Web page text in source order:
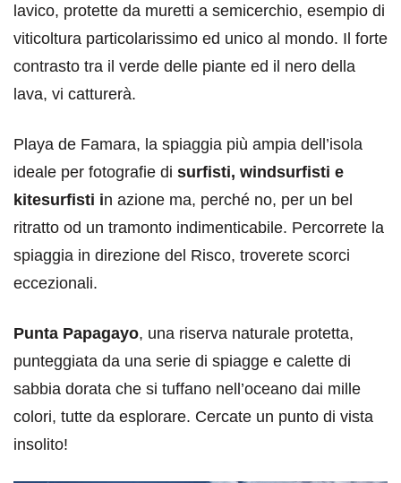
lavico, protette da muretti a semicerchio, esempio di
viticoltura particolarissimo ed unico al mondo. Il forte
contrasto tra il verde delle piante ed il nero della
lava, vi catturerà.
Playa de Famara, la spiaggia più ampia dell’isola
ideale per fotografie di surfisti, windsurfisti e
kitesurfisti in azione ma, perché no, per un bel
ritratto od un tramonto indimenticabile. Percorrete la
spiaggia in direzione del Risco, troverete scorci
eccezionali.
Punta Papagayo, una riserva naturale protetta,
punteggiata da una serie di spiagge e calette di
sabbia dorata che si tuffano nell’oceano dai mille
colori, tutte da esplorare. Cercate un punto di vista
insolito!